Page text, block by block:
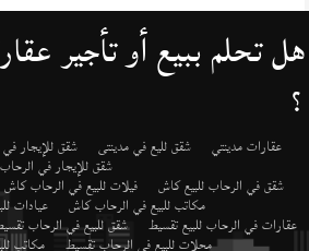
هل تحلم ببيع أو تأجير
؟
عقارات مدينتي شقق لليع في مدينتى شقق للإيجار
شقق للإيجار في الرحاب
شقق في الرحاب للبيع كاش فيلات للبيع في الرحاب كاش
مكاتب للبيع في الرحاب كاش عيادات
عقارات في الرحاب للبيع تقسيط شقق للبيع في الرحاب
محلات للبيع في الرحاب تقسيط مكاتب